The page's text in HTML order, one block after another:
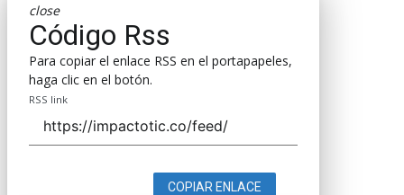
close
Código Rss
Para copiar el enlace RSS en el portapapeles,
haga clic en el botón.
RSS link
COPIAR ENLACE